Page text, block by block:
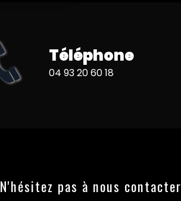
Téléphone
04 93 20 60 18
N'hésitez pas à nous contacter